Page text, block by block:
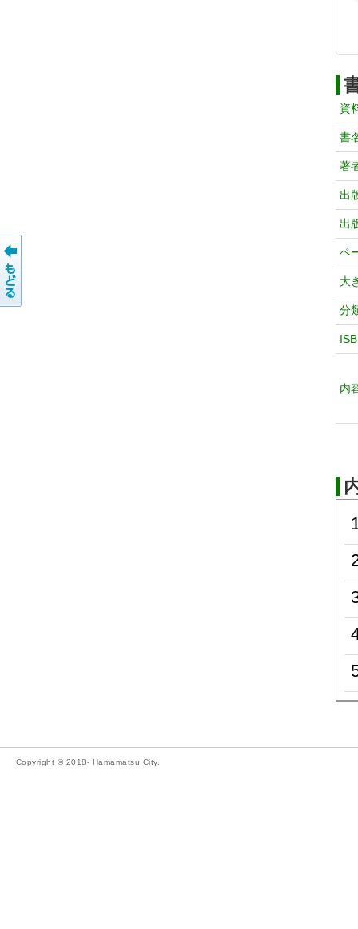
資
書
著
出
出
ペ
大
分
内
Copyright © 2018- Hamamatsu City.